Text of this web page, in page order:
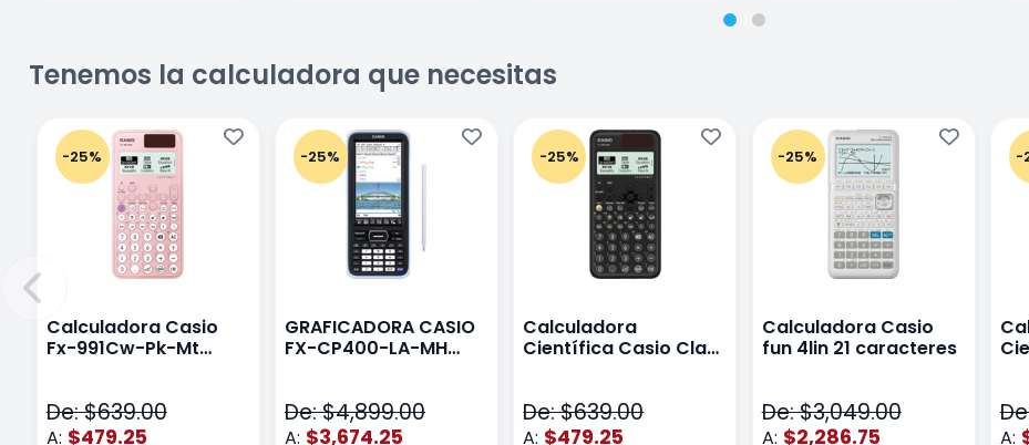
Tenemos la calculadora que necesitas
-25%
Calculadora Casio
Fx-991Cw-Pk-Mt
De: $639.00
A: $479.25
-25%
GRAFICADORA CASIO
FX-CP400-LA-MH
De: $4,899.00
A: $3,674.25
-25%
Calculadora
Científica Casio Class
De: $639.00
A: $479.25
-25%
Calculadora Casio
fun 4lin 21 caracteres
De: $3,049.00
A: $2,286.75
-
A: